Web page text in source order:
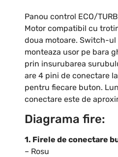
Panou control ECO/
Motor compatibil cu
doua motoare. Switch-ul
monteaza usor pe bara
prin insurubarea
are 4 pini de conectare
pentru fiecare buton.
conectare este de
Diagrama fire:
1. Firele de conectare
– Rosu